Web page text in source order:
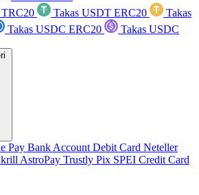
Takas USDT ERC20
Takas
Takas USDC ERC20
Takas USDC
Pay Bank Account Debit Card Neteller
AstroPay Trustly Pix SPEI Credit Card